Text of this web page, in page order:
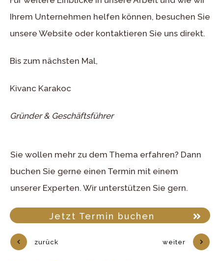
Ihrem Unternehmen helfen können, besuchen Sie
unsere Website oder kontaktieren Sie uns direkt.
Bis zum nächsten Mal,
Kivanc Karakoc
Gründer & Geschäftsführer
Sie wollen mehr zu dem Thema erfahren? Dann
buchen Sie gerne einen Termin mit einem
unserer Experten. Wir unterstützen Sie gern.
Jetzt Termin buchen
zurück weiter